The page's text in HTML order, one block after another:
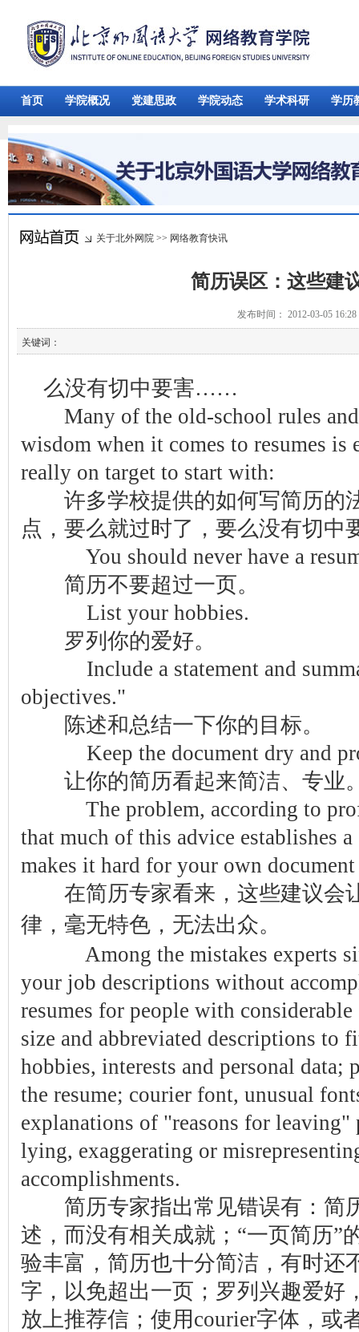
首页 学院概况 党建思政 学院动态 学术科研 学历
关于北外网院 >> 网络教育快讯
简历误区：这些建
发布时间： 2012-03-05
关键词：
么没有切中要害……
Many of the old-school rules and
wisdom when it comes to resumes is
really on target to start with:
许多学校提供的如何写简历的
点，要么就过时了，要么没有切中
You should never have a
简历不要超过一页。
List your hobbies.
罗列你的爱好。
Include a statement and
objectives."
陈述和总结一下你的目标。
Keep the document dry and
让你的简历看起来简洁、专业
The problem, according to
that much of this advice establishes
makes it hard for your own
在简历专家看来，这些建议会
律，毫无特色，无法出众。
Among the mistakes experts
your job descriptions without
resumes for people with
size and abbreviated descriptions to
hobbies, interests and personal
the resume; courier font, unusual
explanations of "reasons for
lying, exaggerating or
accomplishments.
简历专家指出常见错误有：简
述，而没有相关成就；“一页简历”
验丰富，简历也十分简洁，有时还
字，以免超出一页；罗列兴趣爱好
放上推荐信；使用courier字体，或